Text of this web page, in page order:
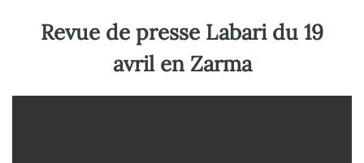
Revue de presse Labari du 19
avril en Zarma